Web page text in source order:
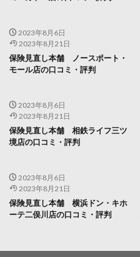
2023年8月6日
2023年8月21日
保険見直し本舗 ノースポート・
モール店の口コミ・評判
2023年8月6日
2023年8月21日
保険見直し本舗 相鉄ライフ三ツ
境店の口コミ・評判
2023年8月6日
2023年8月21日
保険見直し本舗 横浜ドン・キホ
ーテ二俣川店の口コミ・評判